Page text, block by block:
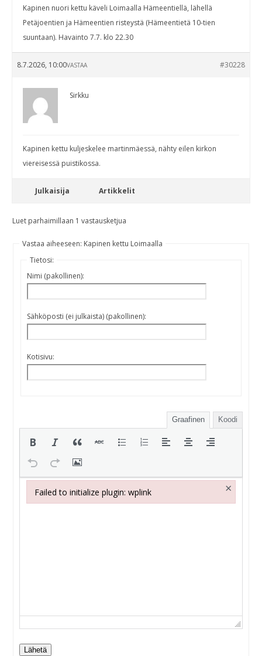
Kapinen nuori kettu käveli Loimaalla Hämeentiellä, lähellä
Petäjoentien ja Hämeentien risteystä (Hämeentietä 10-tien
suuntaan). Havainto 7.7. klo 22.30
8.7.2026, 10:00 #30228
VASTAA
Sirkku
Kapinen kettu kuljeskelee martinmäessä, nähty eilen kirkon
viereisessä puistikossa.
Julkaisija Artikkelit
Luet parhaimillaan 1 vastausketjua
Vastaa aiheeseen: Kapinen kettu Loimaalla
Tietosi:
Nimi (pakollinen):
Sähköposti (ei julkaista) (pakollinen):
Kotisivu:
Graafinen Koodi
Lähetä
Failed to initialize plugin: wplink ×
Failed to initialize plugin: wplink